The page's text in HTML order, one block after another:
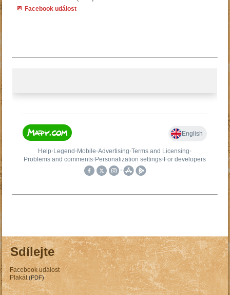
Facebook událost
Sdílejte
Facebook událost
Plakát(PDF)